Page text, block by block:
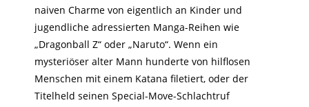
naiven Charme von eigentlich an Kinder und
jugendliche adressierten Manga-Reihen wie
„Dragonball Z“ oder „Naruto“. Wenn ein
mysteriöser alter Mann hunderte von hilflosen
Menschen mit einem Katana filetiert, oder der
Titelheld seinen Special-Move-Schlachtruf